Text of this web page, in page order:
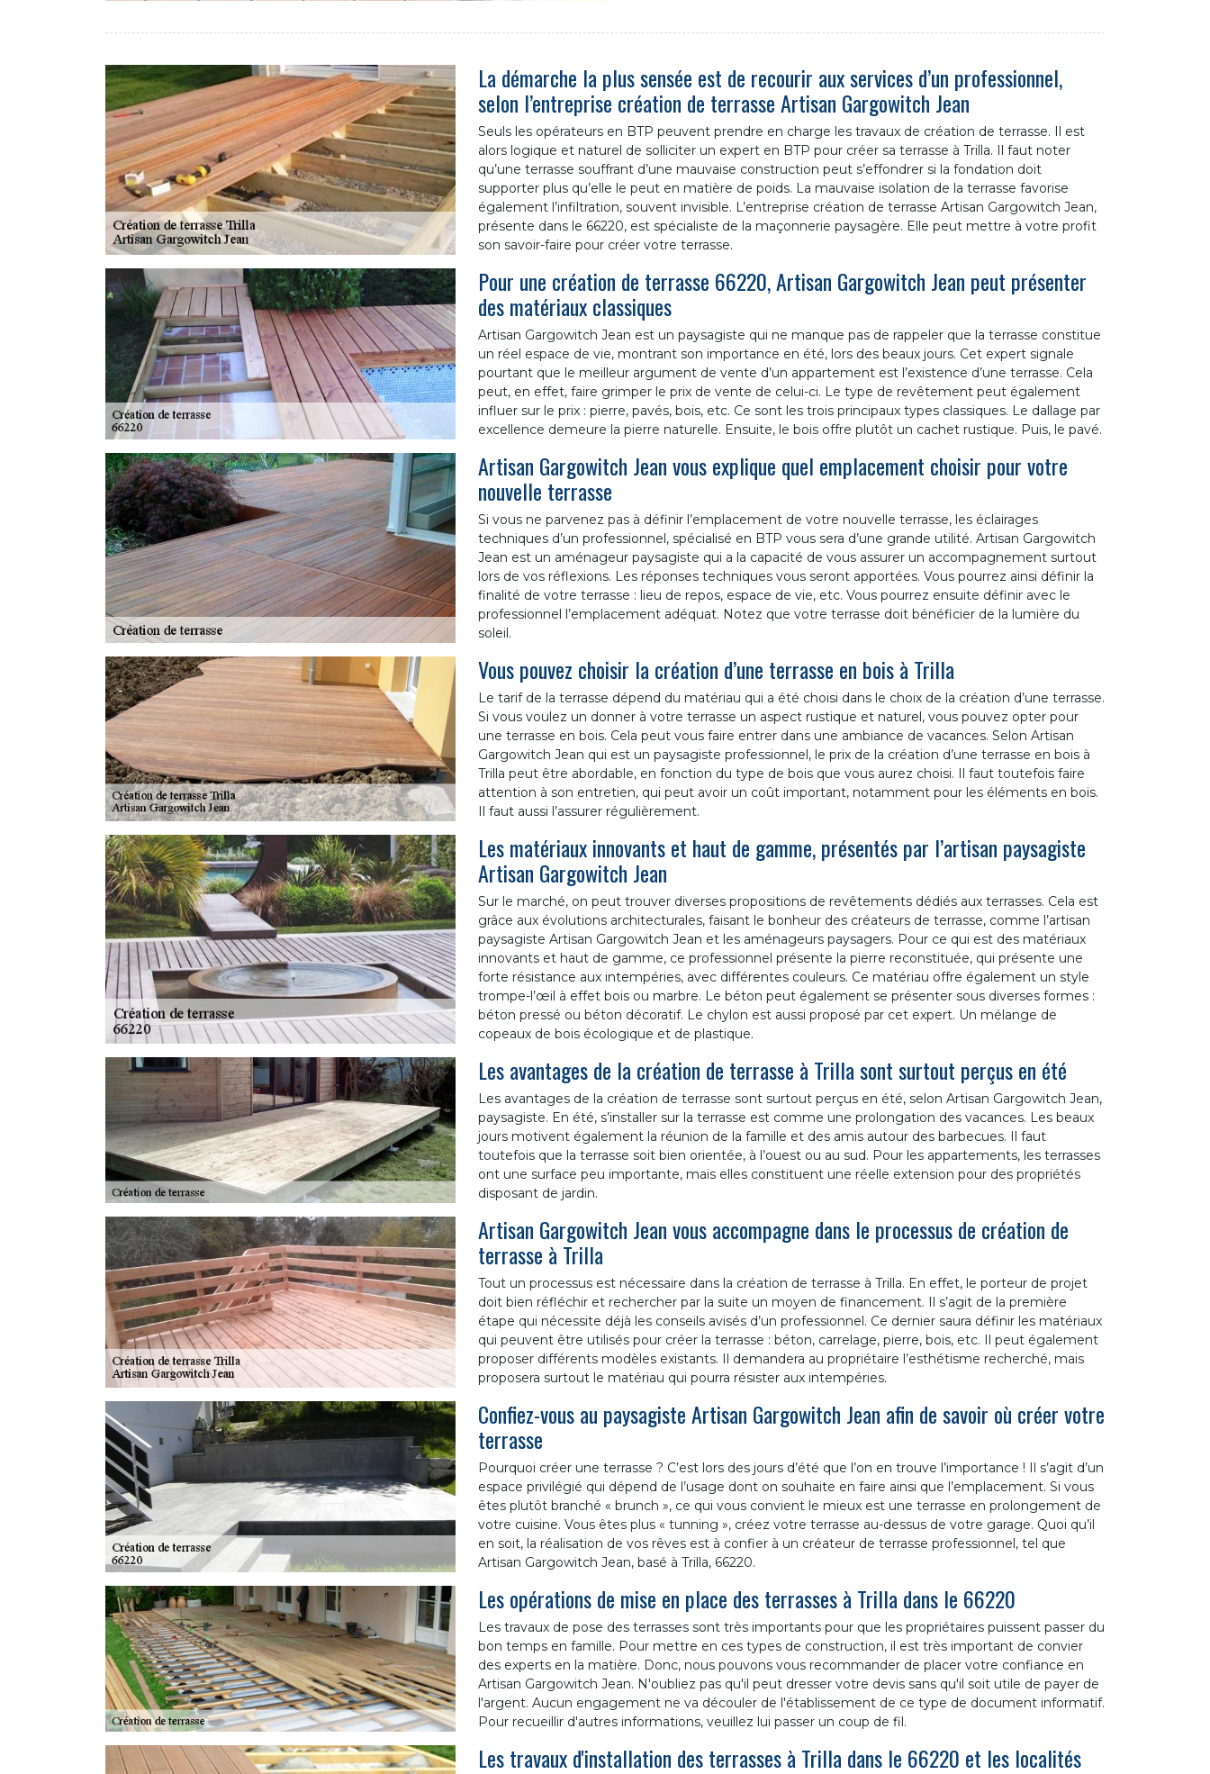
La démarche la plus sensée est de recourir aux services d’un professionnel,
selon l’entreprise création de terrasse Artisan Gargowitch Jean
Seuls les opérateurs en BTP peuvent prendre en charge les travaux de création de terrasse. Il est
alors logique et naturel de solliciter un expert en BTP pour créer sa terrasse à Trilla. Il faut noter
qu’une terrasse souffrant d’une mauvaise construction peut s’effondrer si la fondation doit
supporter plus qu’elle le peut en matière de poids. La mauvaise isolation de la terrasse favorise
également l’infiltration, souvent invisible. L’entreprise création de terrasse Artisan Gargowitch Jean,
présente dans le 66220, est spécialiste de la maçonnerie paysagère. Elle peut mettre à votre profit
son savoir-faire pour créer votre terrasse.
Pour une création de terrasse 66220, Artisan Gargowitch Jean peut présenter
des matériaux classiques
Artisan Gargowitch Jean est un paysagiste qui ne manque pas de rappeler que la terrasse constitue
un réel espace de vie, montrant son importance en été, lors des beaux jours. Cet expert signale
pourtant que le meilleur argument de vente d’un appartement est l’existence d’une terrasse. Cela
peut, en effet, faire grimper le prix de vente de celui-ci. Le type de revêtement peut également
influer sur le prix : pierre, pavés, bois, etc. Ce sont les trois principaux types classiques. Le dallage par
excellence demeure la pierre naturelle. Ensuite, le bois offre plutôt un cachet rustique. Puis, le pavé.
Artisan Gargowitch Jean vous explique quel emplacement choisir pour votre
nouvelle terrasse
Si vous ne parvenez pas à définir l’emplacement de votre nouvelle terrasse, les éclairages
techniques d’un professionnel, spécialisé en BTP vous sera d’une grande utilité. Artisan Gargowitch
Jean est un aménageur paysagiste qui a la capacité de vous assurer un accompagnement surtout
lors de vos réflexions. Les réponses techniques vous seront apportées. Vous pourrez ainsi définir la
finalité de votre terrasse : lieu de repos, espace de vie, etc. Vous pourrez ensuite définir avec le
professionnel l’emplacement adéquat. Notez que votre terrasse doit bénéficier de la lumière du
soleil.
Vous pouvez choisir la création d’une terrasse en bois à Trilla
Le tarif de la terrasse dépend du matériau qui a été choisi dans le choix de la création d’une terrasse.
Si vous voulez un donner à votre terrasse un aspect rustique et naturel, vous pouvez opter pour
une terrasse en bois. Cela peut vous faire entrer dans une ambiance de vacances. Selon Artisan
Gargowitch Jean qui est un paysagiste professionnel, le prix de la création d’une terrasse en bois à
Trilla peut être abordable, en fonction du type de bois que vous aurez choisi. Il faut toutefois faire
attention à son entretien, qui peut avoir un coût important, notamment pour les éléments en bois.
Il faut aussi l’assurer régulièrement.
Les matériaux innovants et haut de gamme, présentés par l’artisan paysagiste
Artisan Gargowitch Jean
Sur le marché, on peut trouver diverses propositions de revêtements dédiés aux terrasses. Cela est
grâce aux évolutions architecturales, faisant le bonheur des créateurs de terrasse, comme l’artisan
paysagiste Artisan Gargowitch Jean et les aménageurs paysagers. Pour ce qui est des matériaux
innovants et haut de gamme, ce professionnel présente la pierre reconstituée, qui présente une
forte résistance aux intempéries, avec différentes couleurs. Ce matériau offre également un style
trompe-l’œil à effet bois ou marbre. Le béton peut également se présenter sous diverses formes :
béton pressé ou béton décoratif. Le chylon est aussi proposé par cet expert. Un mélange de
copeaux de bois écologique et de plastique.
Les avantages de la création de terrasse à Trilla sont surtout perçus en été
Les avantages de la création de terrasse sont surtout perçus en été, selon Artisan Gargowitch Jean,
paysagiste. En été, s’installer sur la terrasse est comme une prolongation des vacances. Les beaux
jours motivent également la réunion de la famille et des amis autour des barbecues. Il faut
toutefois que la terrasse soit bien orientée, à l’ouest ou au sud. Pour les appartements, les terrasses
ont une surface peu importante, mais elles constituent une réelle extension pour des propriétés
disposant de jardin.
Artisan Gargowitch Jean vous accompagne dans le processus de création de
terrasse à Trilla
Tout un processus est nécessaire dans la création de terrasse à Trilla. En effet, le porteur de projet
doit bien réfléchir et rechercher par la suite un moyen de financement. Il s’agit de la première
étape qui nécessite déjà les conseils avisés d’un professionnel. Ce dernier saura définir les matériaux
qui peuvent être utilisés pour créer la terrasse : béton, carrelage, pierre, bois, etc. Il peut également
proposer différents modèles existants. Il demandera au propriétaire l’esthétisme recherché, mais
proposera surtout le matériau qui pourra résister aux intempéries.
Confiez-vous au paysagiste Artisan Gargowitch Jean afin de savoir où créer votre
terrasse
Pourquoi créer une terrasse ? C’est lors des jours d’été que l’on en trouve l’importance ! Il s’agit d’un
espace privilégié qui dépend de l’usage dont on souhaite en faire ainsi que l’emplacement. Si vous
êtes plutôt branché « brunch », ce qui vous convient le mieux est une terrasse en prolongement de
votre cuisine. Vous êtes plus « tunning », créez votre terrasse au-dessus de votre garage. Quoi qu’il
en soit, la réalisation de vos rêves est à confier à un créateur de terrasse professionnel, tel que
Artisan Gargowitch Jean, basé à Trilla, 66220.
Les opérations de mise en place des terrasses à Trilla dans le 66220
Les travaux de pose des terrasses sont très importants pour que les propriétaires puissent passer du
bon temps en famille. Pour mettre en ces types de construction, il est très important de convier
des experts en la matière. Donc, nous pouvons vous recommander de placer votre confiance en
Artisan Gargowitch Jean. N'oubliez pas qu'il peut dresser votre devis sans qu'il soit utile de payer de
l'argent. Aucun engagement ne va découler de l'établissement de ce type de document informatif.
Pour recueillir d'autres informations, veuillez lui passer un coup de fil.
Les travaux d'installation des terrasses à Trilla dans le 66220 et les localités